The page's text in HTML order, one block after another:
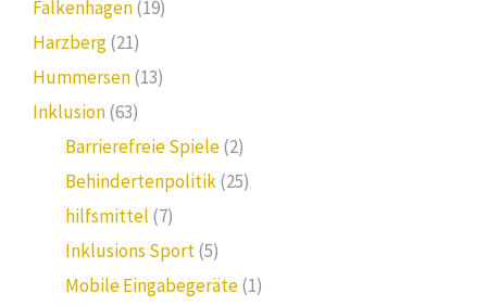
Falkenhagen(19)
Harzberg(21)
Hummersen(13)
Inklusion(63)
Barrierefreie Spiele(2)
Behindertenpolitik(25)
hilfsmittel (7)
Inklusions Sport(5)
Mobile Eingabegeräte(1)